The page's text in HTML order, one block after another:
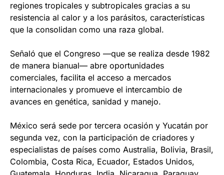
regiones tropicales y subtropicales gracias a su
resistencia al calor y a los parásitos, características
que la consolidan como una raza global.
Señaló que el Congreso —que se realiza desde 1982
de manera bianual— abre oportunidades
comerciales, facilita el acceso a mercados
internacionales y promueve el intercambio de
avances en genética, sanidad y manejo.
México será sede por tercera ocasión y Yucatán por
segunda vez, con la participación de criadores y
especialistas de países como Australia, Bolivia, Brasil,
Colombia, Costa Rica, Ecuador, Estados Unidos,